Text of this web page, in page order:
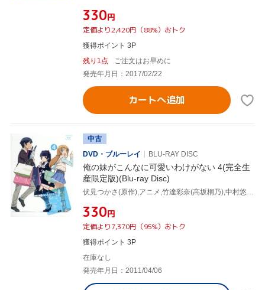
¥330円
定価より2,420円（88%）おトク
獲得ポイント 3P
残り1点
ご注文はお早めに
発売年月日：2017/02/22
カートへ追加
中古
DVD・ブルーレイ
BLU-RAY DISC
俺の妹がこんなに可愛いわけがない 4(完全生
産限定版)(Blu-ray Disc)
伏見つかさ(原作),アニメ,竹達彩奈(高坂桐乃),中村悠一(高坂京介),花澤香菜(黒猫),織田広之(キャラクターデザイン),神前暁(音楽)
¥330円
定価より7,370円（95%）おトク
獲得ポイント 3P
在庫なし
発売年月日：2011/04/06